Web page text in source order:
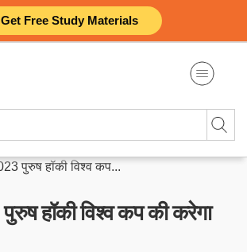
Get Free Study Materials
पुरुष हॉकी विश्व कप...
हॉकी विश्व कप की करेगा